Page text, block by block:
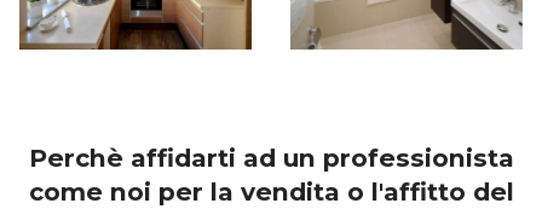
Perchè affidarti ad un professionista
come noi per la vendita o l'affitto del